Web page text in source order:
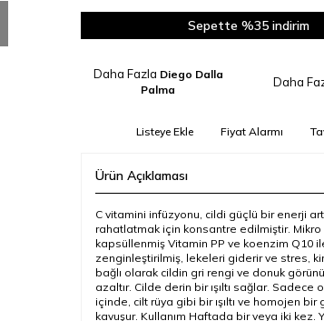
Sepette %35 indirim
Daha Fazla Diego Dalla
Palma
Daha
Listeye Ekle Fiyat Alarmı
Ürün Açıklaması
C vitamini infüzyonu, cildi güçlü bir enerji
rahatlatmak için konsantre edilmiştir. Mikro
kapsüllenmiş Vitamin PP ve koenzim Q10
zenginleştirilmiş, lekeleri giderir ve stres,
bağlı olarak cildin gri rengi ve donuk
azaltır. Cilde derin bir ışıltı sağlar. Sadece
içinde, cilt rüya gibi bir ışıltı ve homojen bir
kavuşur. Kullanım Haftada bir veya iki kez.